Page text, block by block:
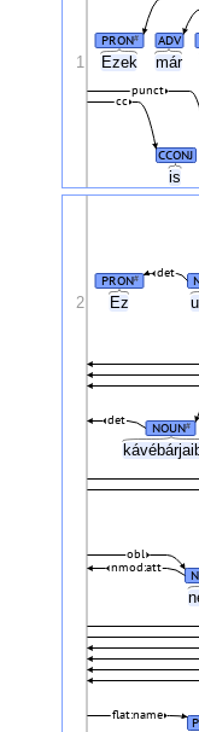
Ezek már
is
PRON# ADV
CCONJ
cc
punct
1
Ez
PRON# det
NOUN#
det
nmod:att
obl
flat:name
2